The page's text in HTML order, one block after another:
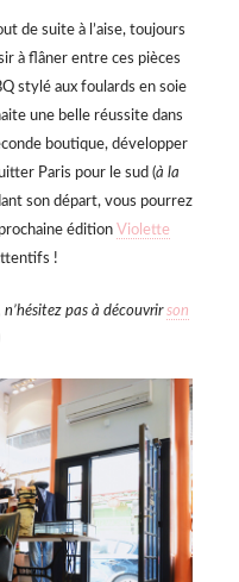
de suite à l’aise, toujours
à flâner entre ces pièces
stylé aux foulards en soie
une belle réussite dans
boutique, développer
Paris pour le sud (à la
son départ, vous pourrez
édition Violette
!
pas à découvrirson